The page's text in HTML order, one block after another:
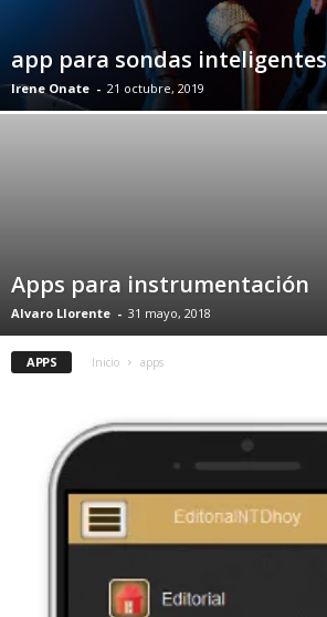
app para sondas inteligentes
Irene Onate - 21 octubre, 2019
Apps para instrumentación
Alvaro Llorente - 31 mayo, 2018
APPS Inicio apps